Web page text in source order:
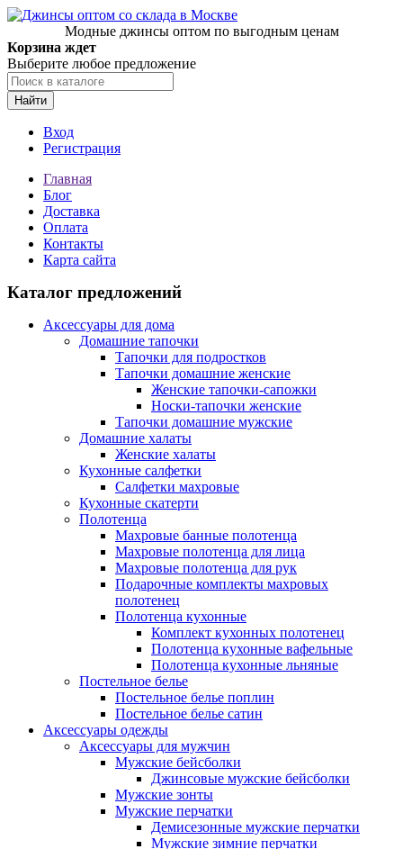
Модные джинсы оптом по выгодным ценам
Корзина ждет
Выберите любое предложение
Найти
Вход
Регистрация
Главная
Блог
Доставка
Оплата
Контакты
Карта сайта
Каталог предложений
Аксессуары для дома
Домашние тапочки
Тапочки для подростков
Тапочки домашние женские
Женские тапочки-сапожки
Носки-тапочки женские
Тапочки домашние мужские
Домашние халаты
Женские халаты
Кухонные салфетки
Салфетки махровые
Кухонные скатерти
Полотенца
Махровые банные полотенца
Махровые полотенца для лица
Махровые полотенца для рук
Подарочные комплекты махровых
полотенец
Полотенца кухонные
Комплект кухонных полотенец
Полотенца кухонные вафельные
Полотенца кухонные льняные
Постельное белье
Постельное белье поплин
Постельное белье сатин
Аксессуары одежды
Аксессуары для мужчин
Мужские бейсболки
Джинсовые мужские бейсболки
Мужские зонты
Мужские перчатки
Демисезонные мужские перчатки
Мужские зимние перчатки